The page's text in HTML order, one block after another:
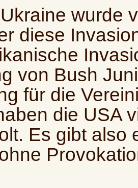
wurde
diese
von Bush
für die
die USA
Es gibt also